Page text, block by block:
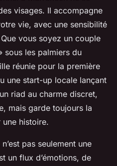
visages. Il accompagne
vie, avec une sensibilité
vous soyez un couple
sous les palmiers du
réunie pour la première
une start-up locale lançant
riad au charme discret,
mais garde toujours la
histoire.
pas seulement une
un flux d’émotions, de